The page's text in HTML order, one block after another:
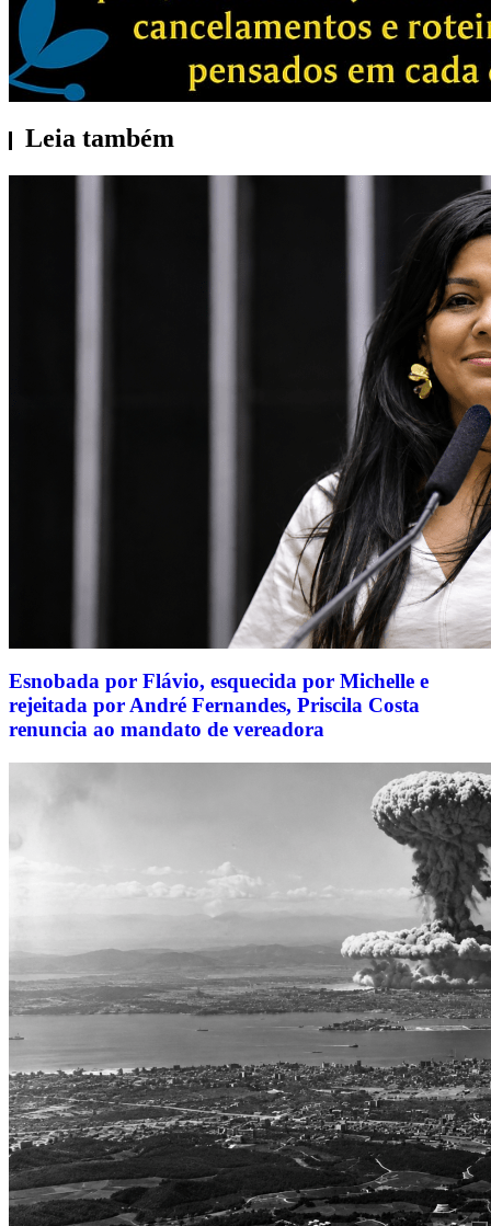
Leia também
Esnobada por Flávio, esquecida por Michelle e
rejeitada por André Fernandes, Priscila Costa
renuncia ao mandato de vereadora